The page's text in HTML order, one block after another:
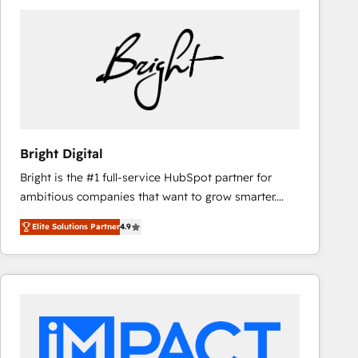
Bright Digital
Bright is the #1 full-service HubSpot partner for
ambitious companies that want to grow smarter.
From HubSpot onboarding, to training, from
developing a new website to lead generation and
digital marketing; we do it all (and with great
results)! In short, our services include: - HubSpot
integrations - Marketing & sales solutions: digital
marketing, advertising, campaigns, content and
Elite Solutions Partner4.9